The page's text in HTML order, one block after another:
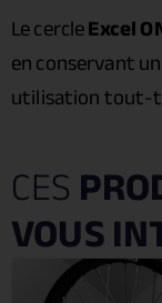
Le cercleExcel
en conservant
utilisation tout-
CES
VOUS